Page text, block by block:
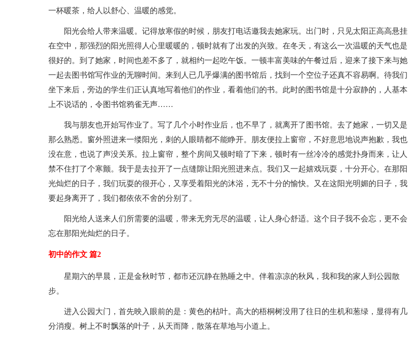
一杯暖茶，给人以舒心、温暖的感觉。
阳光会给人带来温暖。记得放寒假的时候，朋友打电话邀我去她家玩。出门时，只见太阳正高高悬挂
在空中，那强烈的阳光照得人心里暖暖的，顿时就有了出发的兴致。在冬天，有这么一次温暖的天气也是
很好的。到了她家，时间也差不多了，就相约一起吃午饭。一顿丰富美味的午餐过后，迎来了接下来与她
一起去图书馆写作业的无聊时间。来到人已几乎爆满的图书馆后，找到一个空位子还真不容易啊。待我们
坐下来后，旁边的学生们正认真地写着他们的作业，看着他们的书。此时的图书馆是十分寂静的，人基本
上不说话的，令图书馆鸦雀无声……
我与朋友也开始写作业了。写了几个小时作业后，也不早了，就离开了图书馆。去了她家，一切又是
那么熟悉。窗外照进来一缕阳光，刺的人眼睛都不能睁开。朋友便拉上窗帘，不好意思地说声抱歉，我也
没在意，也说了声没关系。拉上窗帘，整个房间又顿时暗了下来，顿时有一丝冷冷的感觉扑身而来，让人
禁不住打了个寒颤。我于是去拉开了一点缝隙让阳光照进来点。我们又一起嬉戏玩耍，十分开心。在那阳
光灿烂的日子，我们玩耍的很开心，又享受着阳光的沐浴，无不十分的愉快。又在这阳光明媚的日子，我
要起身离开了，我们都依依不舍的分别了。
阳光给人送来人们所需要的温暖，带来无穷无尽的温暖，让人身心舒适。这个日子我不会忘，更不会
忘在那阳光灿烂的日子。
初中的作文 篇2
星期六的早晨，正是金秋时节，都市还沉静在熟睡之中。伴着凉凉的秋风，我和我的家人到公园散
步。
进入公园大门，首先映入眼前的是：黄色的枯叶。高大的梧桐树没用了往日的生机和葱绿，显得有几
分消瘦。树上不时飘落的叶子，从天而降，散落在草地与小道上。